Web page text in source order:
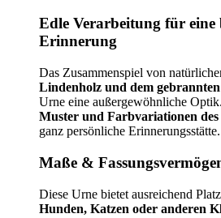
Edle Verarbeitung für eine
Erinnerung
Das Zusammenspiel von
Lindenholz und dem
Urne eine außergewöhnliche
Muster und Farbvariationen des
ganz persönliche Erinnerungsstätte.
Maße &
Diese Urne bietet ausreichend
Hunden, Katzen oder anderen